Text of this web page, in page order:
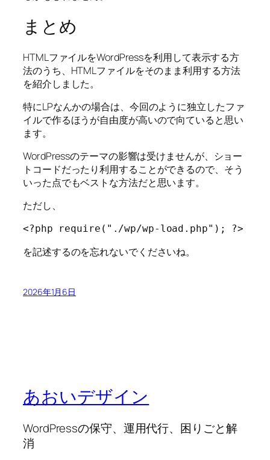
まとめ
HTMLファイルをWordPressを利用して表示する方
法のうち、HTMLファイルをそのまま利用する方法
を紹介しました。
特にLPなんかの場合は、今回のように独立したファ
イルで作るほうが自由度が高いので向ていると思い
ます。
WordPressのテーマの影響は受けませんが、ショー
トコードだったり利用することができるので、そう
いった点でもベストな方法だと思います。
ただし、
<?php require("./wp/wp-load.php"); ?>
を記述するのを忘れないでくださいね。
2026年1月6日
あおいデザイン
WordPressの保守、運用代行、困りごと解
消